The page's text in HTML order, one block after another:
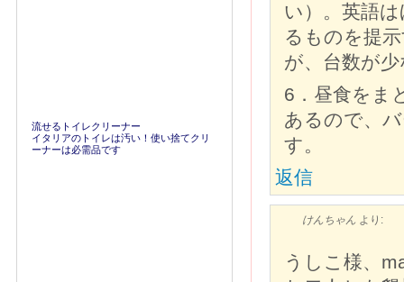
い）。英語
るものを提
が、台数が
6．昼食をま
あるので、
す。
返信
けんちゃん より:
うしこ様、
流せるトイレクリーナー
イタリアのトイレは汚い！使い捨てクリ
ーナーは必需品です